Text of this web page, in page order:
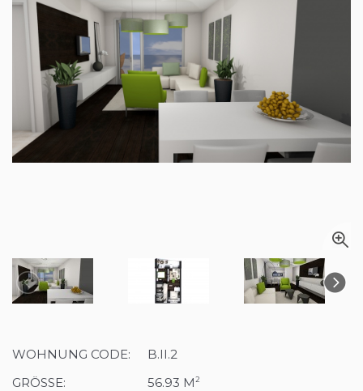
WOHNUNG CODE:
B.II.2
GRÖSSE:
56.93 M2